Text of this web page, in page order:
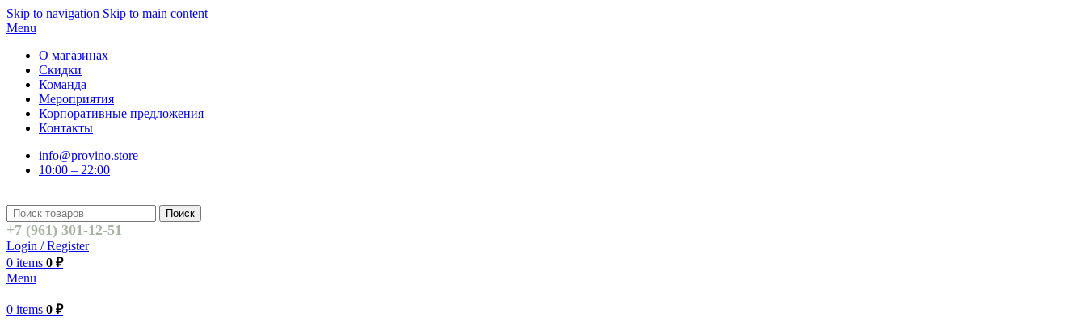
Skip to navigation Skip to main content
Menu
О магазинах
Скидки
Команда
Мероприятия
Корпоративные предложения
Контакты
info@provino.store
10:00 – 22:00
Поиск
+7 (961) 301-12-51
Login / Register
0 items 0 ₽
Menu
0 items 0 ₽